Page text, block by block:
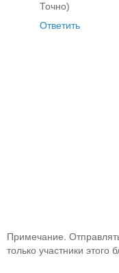
Точно)
Ответить
Примечание.
только участники этого